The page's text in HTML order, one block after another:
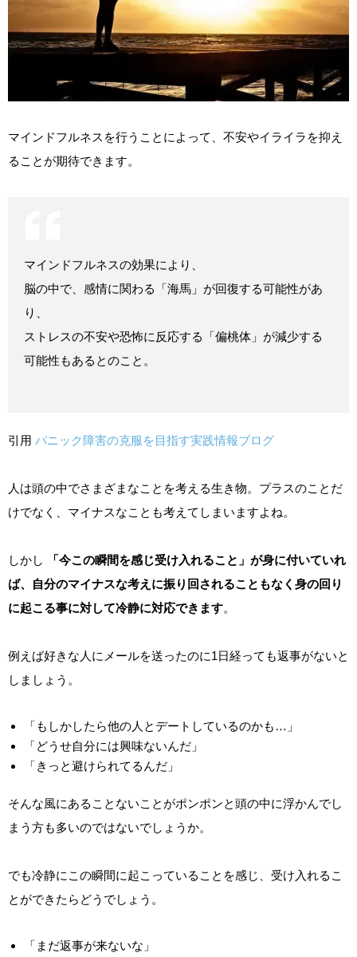
マインドフルネスを行うことによって、不安やイライラを抑え
ることが期待できます。
マインドフルネスの効果により、
脳の中で、感情に関わる「海馬」が回復する可能性があ
り、
ストレスの不安や恐怖に反応する「偏桃体」が減少する
可能性もあるとのこと。
引用 パニック障害の克服を目指す実践情報ブログ
人は頭の中でさまざまなことを考える生き物。プラスのことだ
けでなく、マイナスなことも考えてしまいますよね。
しかし
「今この瞬間を感じ受け入れること」が身に付いていれ
ば、自分のマイナスな考えに振り回されることもなく身の回り
に起こる事に対して冷静に対応できます。
例えば好きな人にメールを送ったのに1日経っても返事がないと
しましょう。
「もしかしたら他の人とデートしているのかも…」
「どうせ自分には興味ないんだ」
「きっと避けられてるんだ」
そんな風にあることないことがポンポンと頭の中に浮かんでし
まう方も多いのではないでしょうか。
でも冷静にこの瞬間に起こっていることを感じ、受け入れるこ
とができたらどうでしょう。
「まだ返事が来ないな」